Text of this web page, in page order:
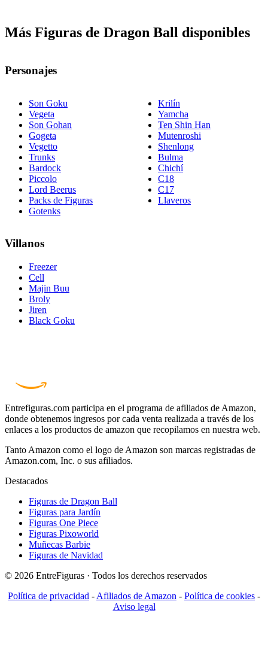
Más Figuras de Dragon Ball disponibles
Personajes
Son Goku
Vegeta
Son Gohan
Gogeta
Vegetto
Trunks
Bardock
Piccolo
Lord Beerus
Packs de Figuras
Gotenks
Krilín
Yamcha
Ten Shin Han
Mutenroshi
Shenlong
Bulma
Chichí
C18
C17
Llaveros
Villanos
Freezer
Cell
Majin Buu
Broly
Jiren
Black Goku
Entrefiguras.com participa en el programa de afiliados de Amazon,
donde obtenemos ingresos por cada venta realizada a través de los
enlaces a los productos de amazon que recopilamos en nuestra web.
Tanto Amazon como el logo de Amazon son marcas registradas de
Amazon.com, Inc. o sus afiliados.
Destacados
Figuras de Dragon Ball
Figuras para Jardín
Figuras One Piece
Figuras Pixoworld
Muñecas Barbie
Figuras de Navidad
© 2026 EntreFiguras · Todos los derechos reservados
Política de privacidad - Afiliados de Amazon - Política de cookies -
Aviso legal